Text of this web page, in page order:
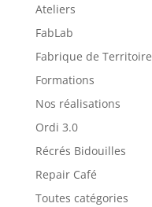
Ateliers
FabLab
Fabrique de Territoire
Formations
Nos réalisations
Ordi 3.0
Récrés Bidouilles
Repair Café
Toutes catégories